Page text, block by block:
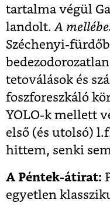
tartalma végül
landolt.A
Széchenyi-
tetoválások és
foszforeszkáló
YOLO-k mellett
első (és utolsó)
hittem, senki
A Péntek-átirat:
egyetlen